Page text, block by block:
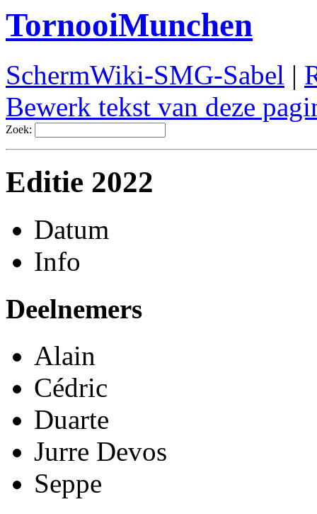
TornooiMunchen
SchermWiki-SMG-Sabel |
Bewerk tekst van deze
Zoek:
Editie 2022
Datum
Info
Deelnemers
Alain
Cédric
Duarte
Jurre Devos
Seppe